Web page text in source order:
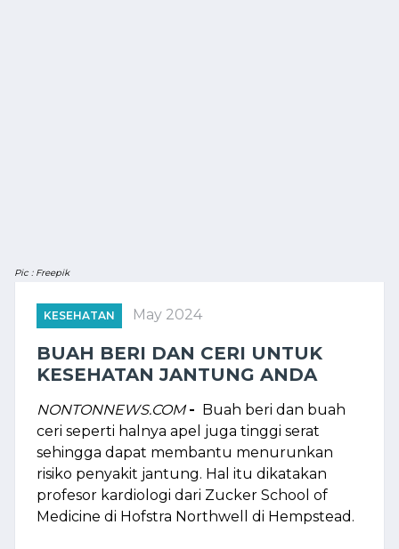
Pic : Freepik
KESEHATAN May 2024
BUAH BERI DAN CERI UNTUK
KESEHATAN JANTUNG ANDA
NONTONNEWS.COM - Buah beri dan buah
ceri seperti halnya apel juga tinggi serat
sehingga dapat membantu menurunkan
risiko penyakit jantung. Hal itu dikatakan
profesor kardiologi dari Zucker School of
Medicine di Hofstra Northwell di Hempstead.